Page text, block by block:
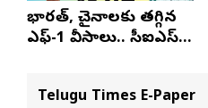
భారత్, చైనాలకు తగ్గిన
ఎఫ్-1 వీసాలు.. సీఐఎస్
Telugu Times E-Paper